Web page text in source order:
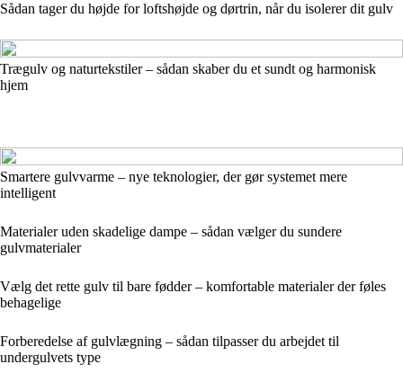
Sådan tager du højde for loftshøjde og dørtrin, når du isolerer dit gulv
Trægulv og naturtekstiler – sådan skaber du et sundt og harmonisk
hjem
Smartere gulvvarme – nye teknologier, der gør systemet mere
intelligent
Materialer uden skadelige dampe – sådan vælger du sundere
gulvmaterialer
Vælg det rette gulv til bare fødder – komfortable materialer der føles
behagelige
Forberedelse af gulvlægning – sådan tilpasser du arbejdet til
undergulvets type